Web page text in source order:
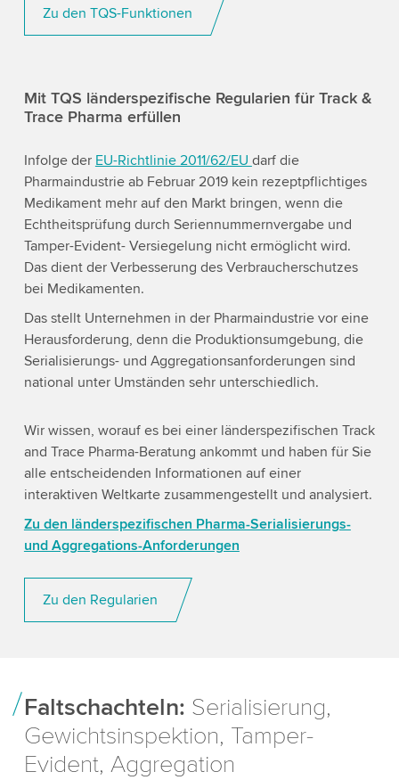
Zu den TQS-Funktionen
Mit TQS länderspezifische Regularien für Track &
Trace Pharma erfüllen
Infolge der EU-Richtlinie 2011/62/EU darf die
Pharmaindustrie ab Februar 2019 kein rezeptpflichtiges
Medikament mehr auf den Markt bringen, wenn die
Echtheitsprüfung durch Seriennummernvergabe und
Tamper-Evident- Versiegelung nicht ermöglicht wird.
Das dient der Verbesserung des Verbraucherschutzes
bei Medikamenten.
Das stellt Unternehmen in der Pharmaindustrie vor eine
Herausforderung, denn die Produktionsumgebung, die
Serialisierungs- und Aggregationsanforderungen sind
national unter Umständen sehr unterschiedlich.
Wir wissen, worauf es bei einer länderspezifischen Track
and Trace Pharma-Beratung ankommt und haben für Sie
alle entscheidenden Informationen auf einer
interaktiven Weltkarte zusammengestellt und analysiert.
Zu den länderspezifischen Pharma-Serialisierungs-
und Aggregations-Anforderungen
Zu den Regularien
Faltschachteln: Serialisierung,
Gewichtsinspektion, Tamper-
Evident, Aggregation